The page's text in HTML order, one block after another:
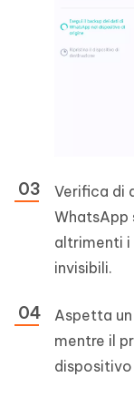
Verifica di
WhatsApp
altrimenti i
invisibili.
Aspetta
mentre il